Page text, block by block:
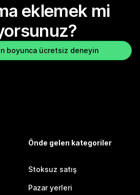
eklemek mi
boyunca ücretsiz deneyin
Önde gelen kategoriler
Stoksuz satış
Pazar yerleri